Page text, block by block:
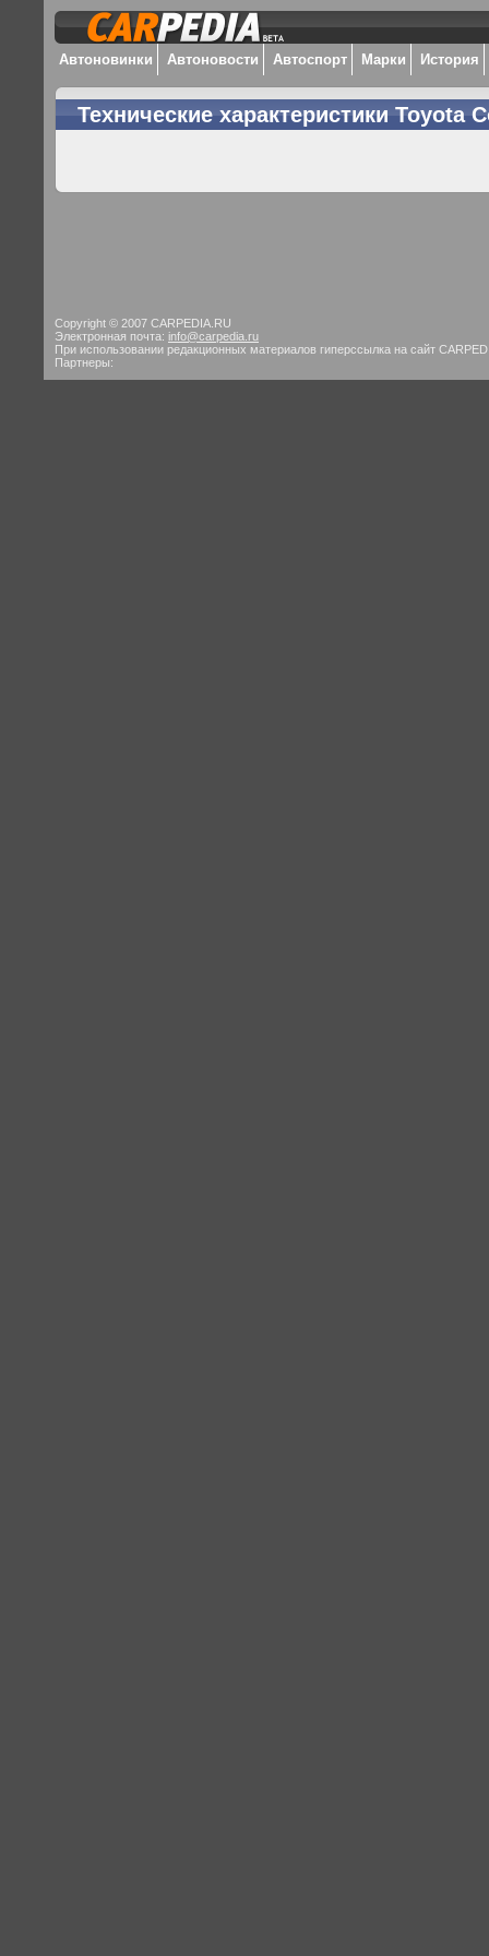
Автоновинки Автоновости Автоспорт Марки История
Технические характеристики Toyota
Copyright © 2007 CARPEDIA.RU
Электронная почта: info@carpedia.ru
При использовании редакционных материалов гиперссылка на сайт
Партнеры: